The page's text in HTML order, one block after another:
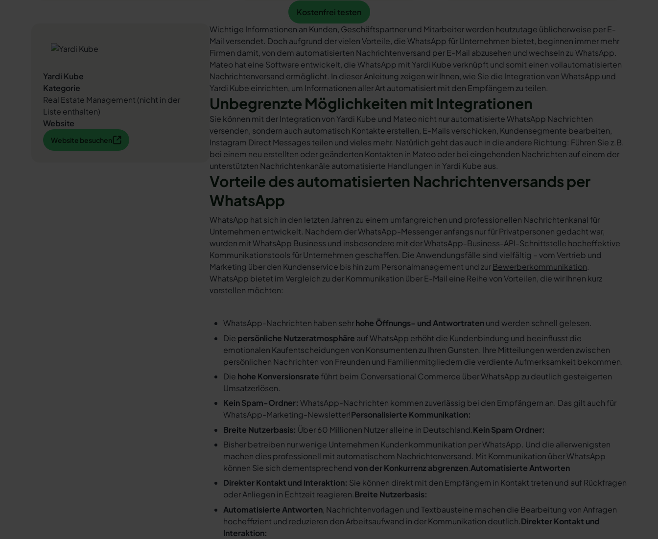
Kostenfrei testen
Kostenfrei testen
Yardi Kube
Kategorie
Real Estate Management (nicht in der
Liste enthalten)
Website
Website besuchen
Website besuchen
Wichtige Informationen an Kunden, Geschäftspartner und Mitarbeiter werden heutzutage üblicherweise per E-
Mail versendet. Doch aufgrund der vielen Vorteile, die WhatsApp für Unternehmen bietet, beginnen immer mehr
Firmen damit, von dem automatisierten Nachrichtenversand per E-Mail abzusehen und wechseln zu WhatsApp.
Mateo hat eine Software entwickelt, die WhatsApp mit Yardi Kube verknüpft und somit einen vollautomatisierten
Nachrichtenversand ermöglicht. In dieser Anleitung zeigen wir Ihnen, wie Sie die Integration von WhatsApp und
Yardi Kube einrichten, um Informationen aller Art automatisiert mit den Empfängern zu teilen.
Unbegrenzte Möglichkeiten mit Integrationen
Sie können mit der Integration von Yardi Kube und Mateo nicht nur automatisierte WhatsApp Nachrichten
versenden, sondern auch automatisch Kontakte erstellen, E-Mails verschicken, Kundensegmente bearbeiten,
Instagram Direct Messages teilen und vieles mehr. Natürlich geht das auch in die andere Richtung: Führen Sie z.B.
bei einem neu erstellten oder geänderten Kontakten in Mateo oder bei eingehenden Nachrichten auf einem der
unterstützten Nachrichtenkanäle automatisierte Handlungen in Yardi Kube aus.
Vorteile des automatisierten Nachrichtenversands per
WhatsApp
WhatsApp hat sich in den letzten Jahren zu einem umfangreichen und professionellen Nachrichtenkanal für
Unternehmen entwickelt. Nachdem der WhatsApp-Messenger anfangs nur für Privatpersonen gedacht war,
wurden mit WhatsApp Business und insbesondere mit der WhatsApp-Business-API-Schnittstelle hocheffektive
Kommunikationstools für Unternehmen geschaffen. Die Anwendungsfälle sind vielfältig – vom Vertrieb und
Marketing über den Kundenservice bis hin zum Personalmanagement und zurBewerberkommunikation.
WhatsApp bietet im Vergleich zu der Kommunikation über E-Mail eine Reihe von Vorteilen, die wir Ihnen kurz
vorstellen möchten:
WhatsApp-Nachrichten haben sehrhohe Öffnungs- und Antwortratenund werden schnell gelesen.
Die persönliche Nutzeratmosphäre auf WhatsApp erhöht die Kundenbindung und beeinflusst die
emotionalen Kaufentscheidungen von Konsumenten zu Ihren Gunsten. Ihre Mitteilungen werden zwischen
persönlichen Nachrichten von Freunden und Familienmitgliedern die verdiente Aufmerksamkeit bekommen.
Die hohe Konversionsrate führt beim Conversational Commerce über WhatsApp zu deutlich gesteigerten
Umsatzerlösen.
Kein Spam-Ordner: WhatsApp-Nachrichten kommen zuverlässig bei den Empfängern an. Das gilt auch für
WhatsApp-Marketing-Newsletter!Personalisierte Kommunikation:
Breite Nutzerbasis: Über 60 Millionen Nutzer alleine in Deutschland.Kein Spam Ordner:
Bisher betreiben nur wenige Unternehmen Kundenkommunikation per WhatsApp. Und die allerwenigsten
machen dies professionell mit automatischem Nachrichtenversand. Mit Kommunikation über WhatsApp
können Sie sich dementsprechendvon der Konkurrenz abgrenzen.Automatisierte Antworten
Direkter Kontakt und Interaktion: Sie können direkt mit den Empfängern in Kontakt treten und auf Rückfragen
oder Anliegen in Echtzeit reagieren.Breite Nutzerbasis:
Automatisierte Antworten, Nachrichtenvorlagen und Textbausteine machen die Bearbeitung von Anfragen
hocheffizient und reduzieren den Arbeitsaufwand in der Kommunikation deutlich.Direkter Kontakt und
Interaktion: